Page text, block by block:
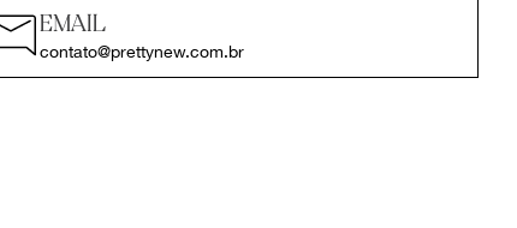
EMAIL
contato@prettynew.com.br